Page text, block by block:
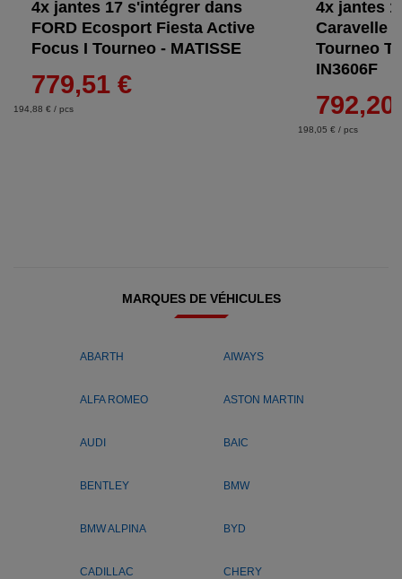
4x jantes 17 s'intégrer dans
FORD Ecosport Fiesta Active
Focus I Tourneo - MATISSE
779,51 €
194,88 € / pcs
4x jantes
Caravelle
Tourneo
IN3606F
792,20
198,05 € / pcs
MARQUES DE VÉHICULES
ABARTH AIWAYS
ALFA ROMEO ASTON MARTIN
AUDI BAIC
BENTLEY BMW
BMW ALPINA BYD
CADILLAC CHERY